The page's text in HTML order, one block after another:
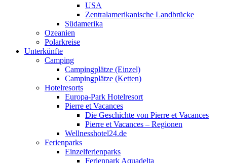
USA
Zentralamerikanische Landbrücke
Südamerika
Ozeanien
Polarkreise
Unterkünfte
Camping
Campingplätze (Einzel)
Campingplätze (Ketten)
Hotelresorts
Europa-Park Hotelresort
Pierre et Vacances
Die Geschichte von Pierre et Vacances
Pierre et Vacances – Regionen
Wellnesshotel24.de
Ferienparks
Einzelferienparks
Ferienpark Aquadelta